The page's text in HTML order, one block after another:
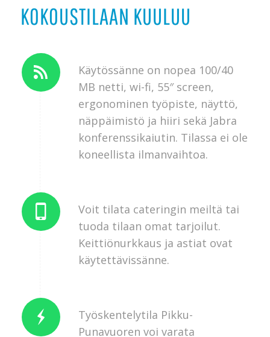
KOKOUSTILAAN KUULUU
Käytössänne on nopea 100/40
MB netti, wi-fi, 55″ screen,
ergonominen työpiste, näyttö,
näppäimistö ja hiiri sekä Jabra
konferenssikaiutin. Tilassa ei ole
koneellista ilmanvaihtoa.
Voit tilata cateringin meiltä tai
tuoda tilaan omat tarjoilut.
Keittiönurkkaus ja astiat ovat
käytettävissänne.
Työskentelytila Pikku-
Punavuoren voi varata